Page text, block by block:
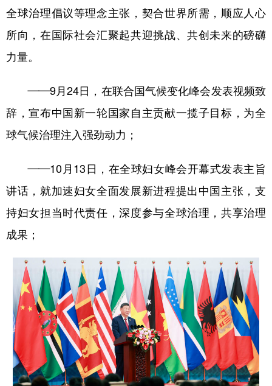
全球治理倡议等理念主张，契合世界所需，顺应人心
所向，在国际社会汇聚起共迎挑战、共创未来的磅礴
力量。
——9月24日，在联合国气候变化峰会发表视频致
辞，宣布中国新一轮国家自主贡献一揽子目标，为全
球气候治理注入强劲动力；
——10月13日，在全球妇女峰会开幕式发表主旨
讲话，就加速妇女全面发展新进程提出中国主张，支
持妇女担当时代责任，深度参与全球治理，共享治理
成果；